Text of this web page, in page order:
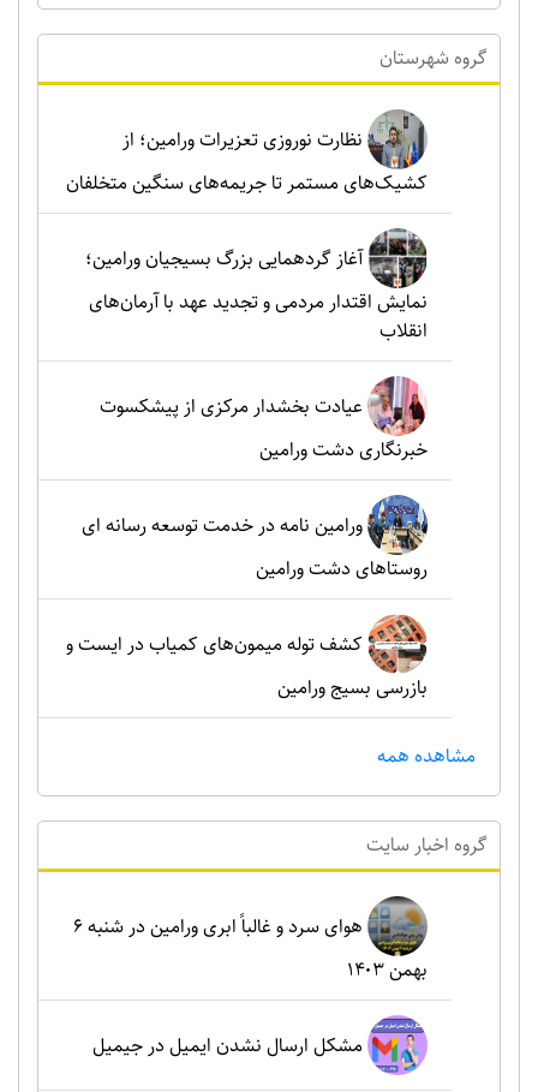
گروه شهرستان
نظارت نوروزی تعزیرات ورامین؛ از
کشیک‌های مستمر تا جریمه‌های سنگین متخلفان
آغاز گردهمایی بزرگ بسیجیان ورامین؛
نمایش اقتدار مردمی و تجدید عهد با آرمان‌های
انقلاب
عیادت بخشدار مرکزی از پیشکسوت
خبرنگاری دشت ورامین
ورامین نامه در خدمت توسعه رسانه ای
روستاهای دشت ورامین
کشف توله میمون‌های کمیاب در ایست و
بازرسی بسیج ورامین
مشاهده همه
گروه اخبار سايت
هوای سرد و غالباً ابری ورامین در شنبه ۶
بهمن ۱۴۰۳
مشکل ارسال نشدن ایمیل در جیمیل